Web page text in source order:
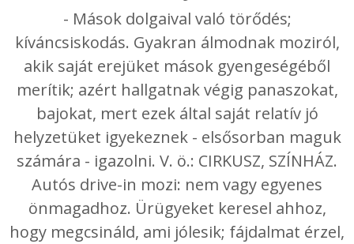
- Mások dolgaival való törődés;
kíváncsiskodás. Gyakran álmodnak moziról,
akik saját erejüket mások gyengeségéből
merítik; azért hallgatnak végig panaszokat,
bajokat, mert ezek által saját relatív jó
helyzetüket igyekeznek - elsősorban maguk
számára - igazolni. V. ö.: CIRKUSZ, SZÍNHÁZ.
Autós drive-in mozi: nem vagy egyenes
önmagadhoz. Ürügyeket keresel ahhoz,
hogy megcsináld, ami jólesik; fájdalmat érzel,